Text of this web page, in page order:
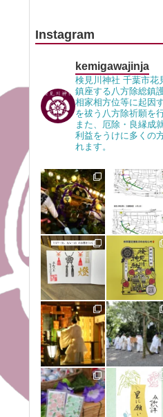
Instagram
kemigawajinja
検見川神社 千葉市花
鎮座する八方除総鎮
相家相方位等に起因
を祓う八方除祈願を
また、厄除・良縁成
利益をうけに多くの
れます。